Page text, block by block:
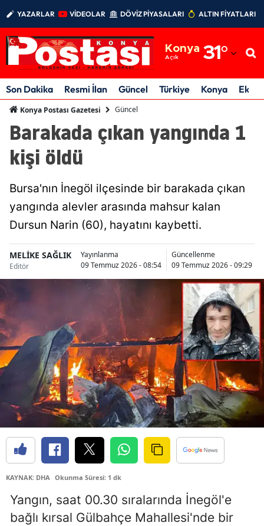
YAZARLAR VİDEOLAR DÖVİZ PİYASALARI ALTIN FİYATLARI
Konya
Açık 31°
Adıyaman
Afyonkarahisar
Amasya
Artvin
Aydın
Balıkesir
Bilecik
Bingöl
Bitlis
Bolu
Burdur
Bursa
Çanakkale
Çankırı
Denizli
Diyarbakır
Son Dakika Resmi İlan Güncel Türkiye Konya
Konya Postası Gazetesi Güncel
Barakada çıkan yangında 1
kişi öldü
Bursa'nın İnegöl ilçesinde bir barakada çıkan
yangında alevler arasında mahsur kalan
Dursun Narin (60), hayatını kaybetti.
MELİKE SAĞLIK
Editör
Yayınlanma
09 Temmuz 2026 - 08:54
Güncellenme
09 Temmuz 2026 - 09:29
KAYNAK: DHA Okunma Süresi: 1 dk
Yangın, saat 00.30 sıralarında İnegöl'e
bağlı kırsal Gülbahçe Mahallesi'nde bir